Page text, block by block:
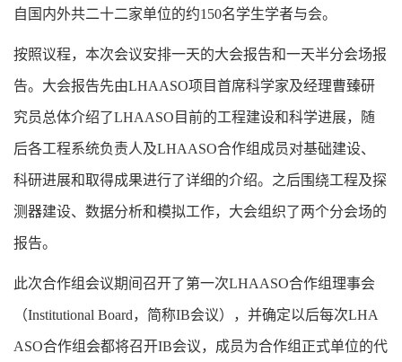
自国内外共二十二家单位的约150名学生学者与会。
按照议程，本次会议安排一天的大会报告和一天半分会场报
告。大会报告先由LHAASO项目首席科学家及经理曹臻研
究员总体介绍了LHAASO目前的工程建设和科学进展，随
后各工程系统负责人及LHAASO合作组成员对基础建设、
科研进展和取得成果进行了详细的介绍。之后围绕工程及探
测器建设、数据分析和模拟工作，大会组织了两个分会场的
报告。
此次合作组会议期间召开了第一次LHAASO合作组理事会
（Institutional Board，简称IB会议），并确定以后每次LHA
ASO合作组会都将召开IB会议，成员为合作组正式单位的代